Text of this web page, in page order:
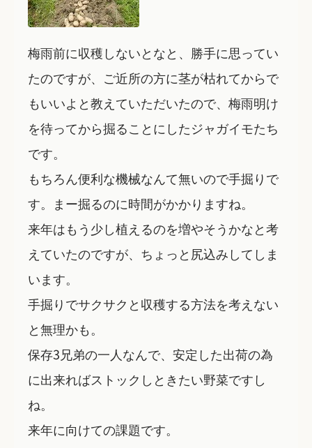
梅雨前に収穫しないとなと、勝手に思ってい
たのですが、ご近所の方に茎が枯れてからで
もいいよと教えていただいたので、梅雨明け
を待ってから掘ることにしたジャガイモたち
です。
もちろん便利な機械なんて無いので手掘りで
す。まー掘るのに時間がかかりますね。
来年はもう少し植えるのを増やそうかなと考
えていたのですが、ちょっと尻込みしてしま
います。
手掘りでサクサクと収穫する方法を考えない
と無理かも。
保存3兄弟の一人なんで、安定した出荷の為
に出来ればストックしときたい野菜ですし
ね。
来年に向けての課題です。